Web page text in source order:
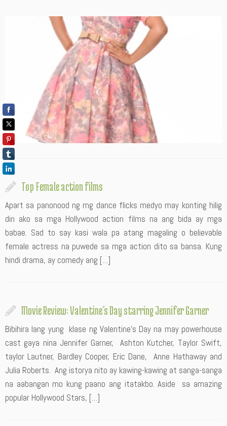
Top Female action films
Apart sa panonood ng mg dance flicks medyo may konting hilig
din ako sa mga Hollywood action films na ang bida ay mga
babae. Sad to say kasi wala pa atang magaling o believable
female actress na puwede sa mga action dito sa bansa. Kung
hindi drama, ay comedy ang […]
Movie Review: Valentine’s Day starring Jennifer Garner
Bibihira lang yung klase ng Valentine’s Day na may powerhouse
cast gaya nina Jennifer Garner, Ashton Kutcher, Taylor Swift,
taylor Lautner, Bardley Cooper, Eric Dane, Anne Hathaway and
Julia Roberts. Ang istorya nito ay kawing-kawing at sanga-sanga
na aabangan mo kung paano ang itatakbo. Aside sa amazing
popular Hollywood Stars, […]